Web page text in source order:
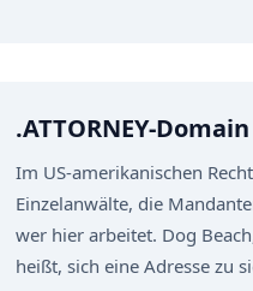
.ATTORNEY-
Im US-amerikanischen
Einzelanwälte, die
wer hier arbeitet. Dog
heißt, sich eine Adresse zu